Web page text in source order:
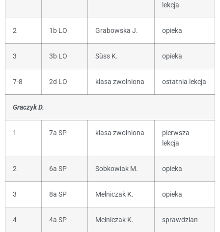
lekcja
2 1b LO Grabowska J. opieka
3 3b LO Süss K. opieka
7-8 2d LO klasa zwolniona ostatnia lekcja
Graczyk D.
1 7a SP klasa zwolniona
pierwsza
lekcja
2 6a SP Sobkowiak M. opieka
3 8a SP Melniczak K. opieka
4 4a SP Melniczak K. sprawdzian